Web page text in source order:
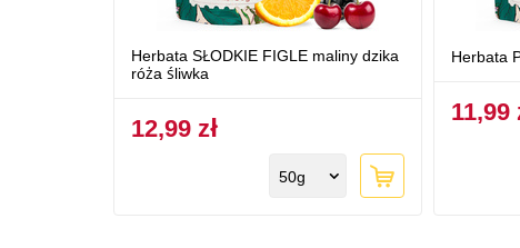
Herbata SŁODKIE FIGLE maliny dzika
róża śliwka
12,99 zł
50g
Herbata
11,99